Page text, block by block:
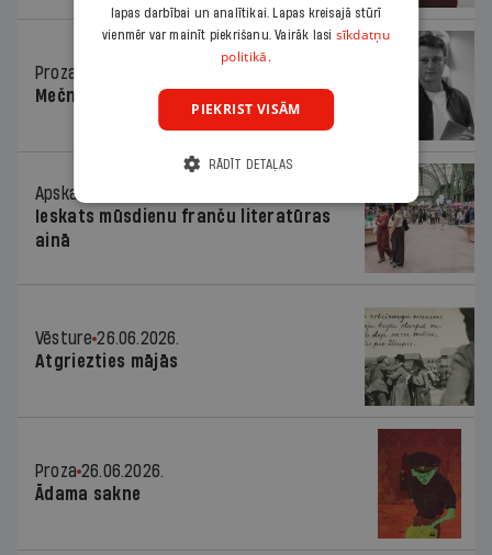
Proza
Mečnikova ielas divas joslas
Apskats
Ieskats mūsdienu franču literatūras
ainā
Vēsture 26.06.2026.
Atgriezties mājās
Proza 26.06.2026.
Ādama sakne
lapas darbībai un analītikai. Lapas kreisajā stūrī
vienmēr var mainīt piekrišanu. Vairāk lasi sīkdatņu
politikā.
PIEKRIST VISĀM
RĀDĪT DETAĻAS